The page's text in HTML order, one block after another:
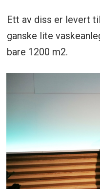
Ett av diss er levert
ganske lite
bare 1200 m2.